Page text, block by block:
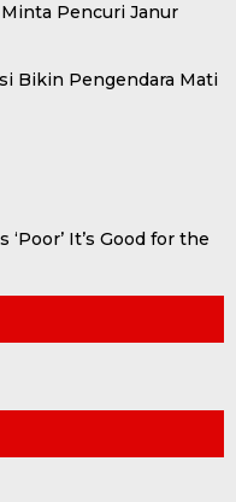
Pencuri Janur
Bikin Pengendara Mati
It’s Good for the